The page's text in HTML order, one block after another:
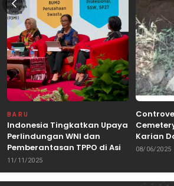
BARU
Indonesia Tingkatkan Upaya
Perlindungan WNI dan
Pemberantasan TPPO di Asia
Tenggara
11/11/2025
Karian
Banten
08/06/2025